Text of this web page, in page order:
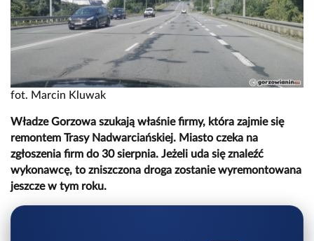
fot. Marcin Kluwak
Władze Gorzowa szukają właśnie firmy, która zajmie się
remontem Trasy Nadwarciańskiej. Miasto czeka na
zgłoszenia firm do 30 sierpnia. Jeżeli uda się znaleźć
wykonawcę, to zniszczona droga zostanie wyremontowana
jeszcze w tym roku.